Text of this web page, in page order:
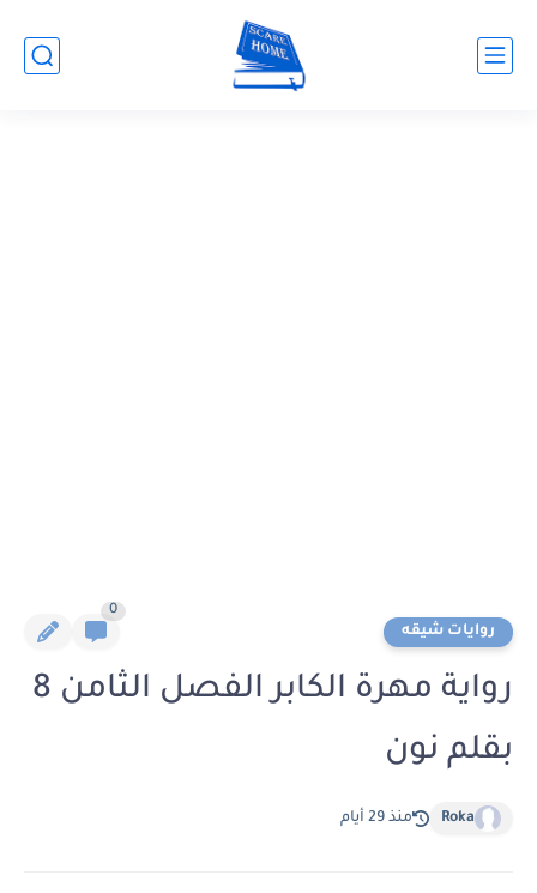
روايات شيقه
0
رواية مهرة الكابر الفصل الثامن 8
بقلم نون
Roka منذ 29 أيام